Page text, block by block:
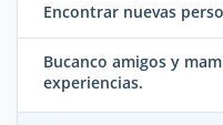
Encontrar nuevas
Bucanco amigos y
experiencias.